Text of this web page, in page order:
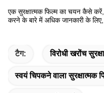
एक सुरक्षात्मक फिल्म का चयन कैसे
करने के बारे में अधिक जानकारी के
टैग: विरोधी खरोंच
स्वयं चिपकने वाला सुरक्षात्मक